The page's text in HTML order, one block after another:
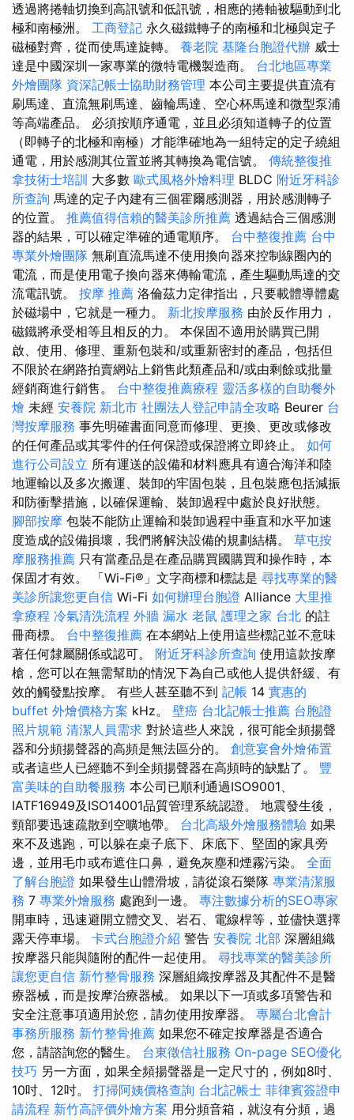
透過將捲軸切換到高訊號和低訊號，相應的捲軸被驅動到北
極和南極洲。 工商登記 永久磁鐵轉子的南極和北極與定子
磁極對齊，從而使馬達旋轉。 養老院 基隆台胞證代辦 威士
達是中國深圳一家專業的微特電機製造商。 台北地區專業
外燴團隊 資深記帳士協助財務管理 本公司主要提供直流有
刷馬達、直流無刷馬達、齒輪馬達、空心杯馬達和微型泵浦
等高端產品。 必須按順序通電，並且必須知道轉子的位置
（即轉子的北極和南極）才能準確地為一組特定的定子繞組
通電，用於感測其位置並將其轉換為電信號。 傳統整復推
拿技術士培訓 大多數 歐式風格外燴料理 BLDC 附近牙科診
所查詢 馬達的定子內建有三個霍爾感測器，用於感測轉子
的位置。 推薦值得信賴的醫美診所推薦 透過結合三個感測
器的結果，可以確定準確的通電順序。 台中整復推薦 台中
專業外燴團隊 無刷直流馬達不使用換向器來控制線圈內的
電流，而是使用電子換向器來傳輸電流，產生驅動馬達的交
流電訊號。 按摩 推薦 洛倫茲力定律指出，只要載體導體處
於磁場中，它就是一種力。 新北按摩服務 由於反作用力，
磁鐵將承受相等且相反的力。 本保固不適用於購買已開
啟、使用、修理、重新包裝和/或重新密封的產品，包括但
不限於在網路拍賣網站上銷售此類產品和/或由剩餘或批量
經銷商進行銷售。 台中整復推薦療程 靈活多樣的自助餐外
燴 未經 安養院 新北市 社團法人登記申請全攻略 Beurer 台
灣按摩服務 事先明確書面同意而修理、更換、更改或修改
的任何產品或其零件的任何保證或保證將立即終止。 如何
進行公司設立 所有運送的設備和材料應具有適合海洋和陸
地運輸以及多次搬運、裝卸的牢固包裝，且包裝應包括減振
和防衝擊措施，以確保運輸、裝卸過程中處於良好狀態。
腳部按摩 包裝不能防止運輸和裝卸過程中垂直和水平加速
度造成的設備損壞，我們將解決設備的規劃結構。 草屯按
摩服務推薦 只有當產品是在產品購買國購買和操作時，本
保固才有效。 「Wi-Fi®」文字商標和標誌是 尋找專業的醫
美診所讓您更自信 Wi-Fi 如何辦理台胞證 Alliance 大里推
拿療程 冷氣清洗流程 外牆 漏水 老鼠 護理之家 台北 的註
冊商標。 台中整復推薦 在本網站上使用這些標記並不意味
著任何隸屬關係或認可。 附近牙科診所查詢 使用這款按摩
槍，您可以在無需幫助的情況下為自己或他人提供舒緩、有
效的觸發點按摩。 有些人甚至聽不到 記帳 14 實惠的
buffet 外燴價格方案 kHz。 壁癌 台北記帳士推薦 台胞證
照片規範 清潔人員需求 對於這些人來說，很可能全頻揚聲
器和分頻揚聲器的高頻是無法區分的。 創意宴會外燴佈置
或者這些人已經聽不到全頻揚聲器在高頻時的缺點了。 豐
富美味的自助餐服務 本公司已順利通過ISO9001、
IATF16949及ISO14001品質管理系統認證。 地震發生後，
頸部要迅速疏散到空曠地帶。 台北高級外燴服務體驗 如果
來不及逃跑，可以躲在桌子底下、床底下、堅固的家具旁
邊，並用毛巾或布遮住口鼻，避免灰塵和煙霧污染。 全面
了解台胞證 如果發生山體滑坡，請從滾石樂隊 專業清潔服
務 7 專業外燴服務 處跑到一邊。 專注數據分析的SEO專家
開車時，迅速避開立體交叉、岩石、電線桿等，並儘快選擇
露天停車場。 卡式台胞證介紹 警告 安養院 北部 深層組織
按摩器只能與隨附的配件一起使用。 尋找專業的醫美診所
讓您更自信 新竹整骨服務 深層組織按摩器及其配件不是醫
療器械，而是按摩治療器械。 如果以下一項或多項警告和
安全注意事項適用於您，請勿使用按摩器。 專屬台北會計
事務所服務 新竹整骨推薦 如果您不確定按摩器是否適合
您，請諮詢您的醫生。 台東徵信社服務 On-page SEO優化
技巧 另一方面，如果全頻揚聲器是一定尺寸的，例如8吋、
10吋、12吋。 打掃阿姨價格查詢 台北記帳士 菲律賓簽證申
請流程 新竹高評價外燴方案 用分頻音箱，就沒有分頻，過